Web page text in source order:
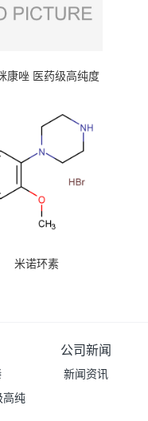
康唑 医药级高纯度
米诺环素
高纯
公司新闻
新闻资讯